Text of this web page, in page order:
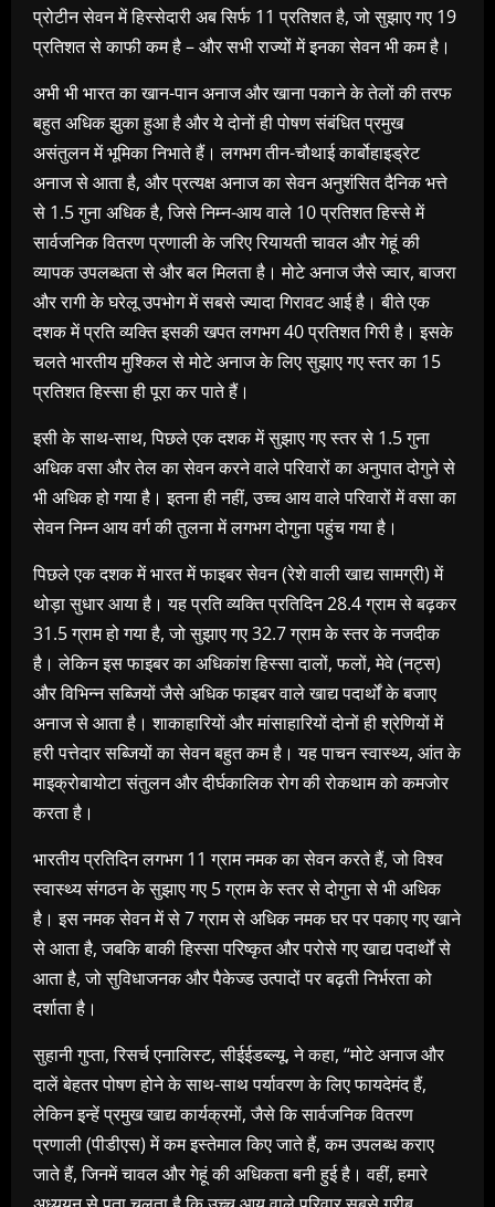
प्रोटीन सेवन में हिस्सेदारी अब सिर्फ 11 प्रतिशत है, जो सुझाए गए 19
प्रतिशत से काफी कम है – और सभी राज्यों में इनका सेवन भी कम है।
अभी भी भारत का खान-पान अनाज और खाना पकाने के तेलों की तरफ
बहुत अधिक झुका हुआ है और ये दोनों ही पोषण संबंधित प्रमुख
असंतुलन में भूमिका निभाते हैं। लगभग तीन-चौथाई कार्बोहाइड्रेट
अनाज से आता है, और प्रत्यक्ष अनाज का सेवन अनुशंसित दैनिक भत्ते
से 1.5 गुना अधिक है, जिसे निम्न-आय वाले 10 प्रतिशत हिस्से में
सार्वजनिक वितरण प्रणाली के जरिए रियायती चावल और गेहूं की
व्यापक उपलब्धता से और बल मिलता है। मोटे अनाज जैसे ज्वार, बाजरा
और रागी के घरेलू उपभोग में सबसे ज्यादा गिरावट आई है। बीते एक
दशक में प्रति व्यक्ति इसकी खपत लगभग 40 प्रतिशत गिरी है। इसके
चलते भारतीय मुश्किल से मोटे अनाज के लिए सुझाए गए स्तर का 15
प्रतिशत हिस्सा ही पूरा कर पाते हैं।
इसी के साथ-साथ, पिछले एक दशक में सुझाए गए स्तर से 1.5 गुना
अधिक वसा और तेल का सेवन करने वाले परिवारों का अनुपात दोगुने से
भी अधिक हो गया है। इतना ही नहीं, उच्च आय वाले परिवारों में वसा का
सेवन निम्न आय वर्ग की तुलना में लगभग दोगुना पहुंच गया है।
पिछले एक दशक में भारत में फाइबर सेवन (रेशे वाली खाद्य सामग्री) में
थोड़ा सुधार आया है। यह प्रति व्यक्ति प्रतिदिन 28.4 ग्राम से बढ़कर
31.5 ग्राम हो गया है, जो सुझाए गए 32.7 ग्राम के स्तर के नजदीक
है। लेकिन इस फाइबर का अधिकांश हिस्सा दालों, फलों, मेवे (नट्स)
और विभिन्न सब्जियों जैसे अधिक फाइबर वाले खाद्य पदार्थों के बजाए
अनाज से आता है। शाकाहारियों और मांसाहारियों दोनों ही श्रेणियों में
हरी पत्तेदार सब्जियों का सेवन बहुत कम है। यह पाचन स्वास्थ्य, आंत के
माइक्रोबायोटा संतुलन और दीर्घकालिक रोग की रोकथाम को कमजोर
करता है।
भारतीय प्रतिदिन लगभग 11 ग्राम नमक का सेवन करते हैं, जो विश्व
स्वास्थ्य संगठन के सुझाए गए 5 ग्राम के स्तर से दोगुना से भी अधिक
है। इस नमक सेवन में से 7 ग्राम से अधिक नमक घर पर पकाए गए खाने
से आता है, जबकि बाकी हिस्सा परिष्कृत और परोसे गए खाद्य पदार्थों से
आता है, जो सुविधाजनक और पैकेज्ड उत्पादों पर बढ़ती निर्भरता को
दर्शाता है।
सुहानी गुप्ता, रिसर्च एनालिस्ट, सीईईडब्ल्यू, ने कहा, “मोटे अनाज और
दालें बेहतर पोषण होने के साथ-साथ पर्यावरण के लिए फायदेमंद हैं,
लेकिन इन्हें प्रमुख खाद्य कार्यक्रमों, जैसे कि सार्वजनिक वितरण
प्रणाली (पीडीएस) में कम इस्तेमाल किए जाते हैं, कम उपलब्ध कराए
जाते हैं, जिनमें चावल और गेहूं की अधिकता बनी हुई है। वहीं, हमारे